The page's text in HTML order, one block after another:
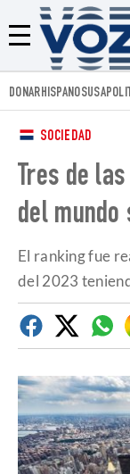
Menú
DONARHISPANOSUSA
SOCIEDAD
Tres de
del mundo
El ranking fue
del 2023
FacebookTwitter